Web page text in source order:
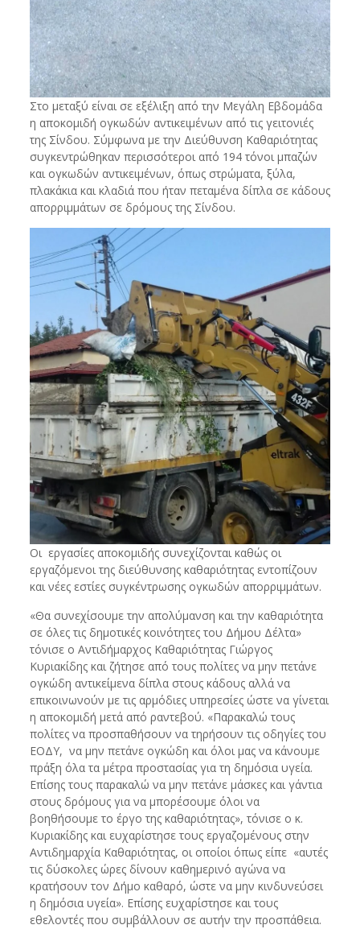
Στο μεταξύ είναι σε εξέλιξη από την Μεγάλη Εβδομάδα
η αποκομιδή ογκωδών αντικειμένων από τις γειτονιές
της Σίνδου. Σύμφωνα με την Διεύθυνση Καθαριότητας
συγκεντρώθηκαν περισσότεροι από 194 τόνοι μπαζών
και ογκωδών αντικειμένων, όπως στρώματα, ξύλα,
πλακάκια και κλαδιά που ήταν πεταμένα δίπλα σε κάδους
απορριμμάτων σε δρόμους της Σίνδου.
Οι εργασίες αποκομιδής συνεχίζονται καθώς οι
εργαζόμενοι της διεύθυνσης καθαριότητας εντοπίζουν
και νέες εστίες συγκέντρωσης ογκωδών απορριμμάτων.
«Θα συνεχίσουμε την απολύμανση και την καθαριότητα
σε όλες τις δημοτικές κοινότητες του Δήμου Δέλτα»
τόνισε ο Αντιδήμαρχος Καθαριότητας Γιώργος
Κυριακίδης και ζήτησε από τους πολίτες να μην πετάνε
ογκώδη αντικείμενα δίπλα στους κάδους αλλά να
επικοινωνούν με τις αρμόδιες υπηρεσίες ώστε να γίνεται
η αποκομιδή μετά από ραντεβού. «Παρακαλώ τους
πολίτες να προσπαθήσουν να τηρήσουν τις οδηγίες του
ΕΟΔΥ, να μην πετάνε ογκώδη και όλοι μας να κάνουμε
πράξη όλα τα μέτρα προστασίας για τη δημόσια υγεία.
Επίσης τους παρακαλώ να μην πετάνε μάσκες και γάντια
στους δρόμους για να μπορέσουμε όλοι να
βοηθήσουμε το έργο της καθαριότητας», τόνισε ο κ.
Κυριακίδης και ευχαρίστησε τους εργαζομένους στην
Αντιδημαρχία Καθαριότητας, οι οποίοι όπως είπε «αυτές
τις δύσκολες ώρες δίνουν καθημερινό αγώνα να
κρατήσουν τον Δήμο καθαρό, ώστε να μην κινδυνεύσει
η δημόσια υγεία». Επίσης ευχαρίστησε και τους
εθελοντές που συμβάλλουν σε αυτήν την προσπάθεια.